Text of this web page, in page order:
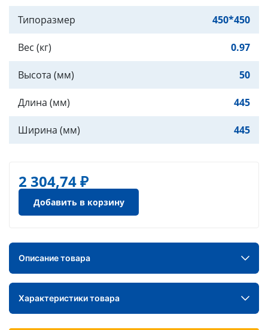
Типоразмер 450*450
Вес (кг) 0.97
Высота (мм) 50
Длина (мм) 445
Ширина (мм) 445
2 304,74 ₽
Добавить в корзину
Описание товара
Характеристики товара